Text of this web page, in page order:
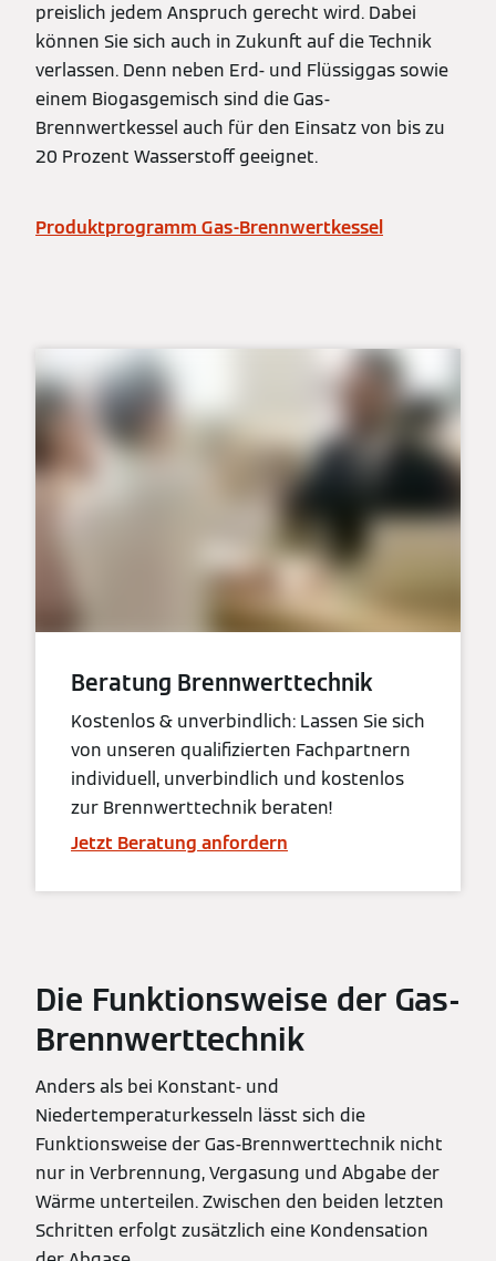
preislich jedem Anspruch gerecht wird. Dabei
können Sie sich auch in Zukunft auf die Technik
verlassen. Denn neben Erd- und Flüssiggas sowie
einem Biogasgemisch sind die Gas-
Brennwertkessel auch für den Einsatz von bis zu
20 Prozent Wasserstoff geeignet.
Produktprogramm Gas-Brennwertkessel
Beratung Brennwerttechnik
Kostenlos & unverbindlich: Lassen Sie sich
von unseren qualifizierten Fachpartnern
individuell, unverbindlich und kostenlos
zur Brennwerttechnik beraten!
Jetzt Beratung anfordern
Die Funktionsweise der Gas-
Brennwerttechnik
Anders als bei Konstant- und
Niedertemperaturkesseln lässt sich die
Funktionsweise der Gas-Brennwerttechnik nicht
nur in Verbrennung, Vergasung und Abgabe der
Wärme unterteilen. Zwischen den beiden letzten
Schritten erfolgt zusätzlich eine Kondensation